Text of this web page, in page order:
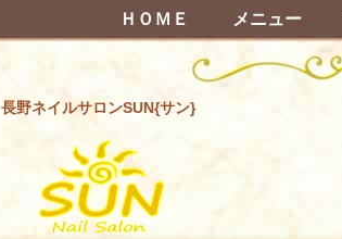
長野ネイルサロンSUN{サン}
ＨＯＭＥ メニュー